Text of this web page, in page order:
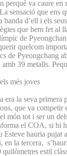
va caure en
sensació que ens
d’ell i els
que hem fet al
de
quelcom
de Pyeongchang
39 metalls.
més joves
era la seva primera
que va competir
món tot i ser un
el COA, si hi
Esteve hauria pujat
en la tercera,
estil